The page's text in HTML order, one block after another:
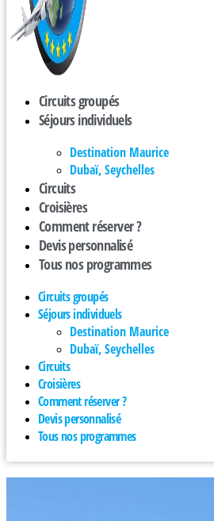
Circuits groupés
Séjours individuels
Destination Maurice
Dubaï, Seychelles
Circuits
Croisières
Comment réserver ?
Devis personnalisé
Tous nos programmes
Circuits groupés
Séjours individuels
Destination Maurice
Dubaï, Seychelles
Circuits
Croisières
Comment réserver ?
Devis personnalisé
Tous nos programmes